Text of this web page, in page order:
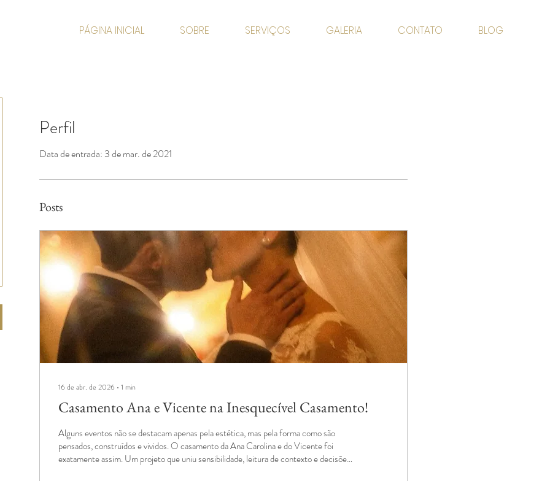
PÁGINA INICIAL SOBRE SERVIÇOS GALERIA CONTATO BLOG
Perfil
Data de entrada: 3 de mar. de 2021
Posts
16 de abr. de 2026 ∙ 1 min
Casamento Ana e Vicente na Inesquecível Casamento!
Alguns eventos não se destacam apenas pela estética, mas pela forma como são
pensados, construídos e vividos. O casamento da Ana Carolina e do Vicente foi
exatamente assim. Um projeto que uniu sensibilidade, leitura de contexto e decisões